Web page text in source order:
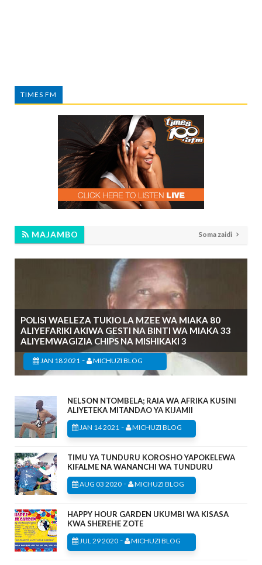
TIMES FM
MAJAMBO Soma zaidi
POLISI WAELEZA TUKIO LA MZEE WA MIAKA 80
ALIYEFARIKI AKIWA GESTI NA BINTI WA MIAKA 33
ALIYEMWAGIZIA CHIPS NA MISHIKAKI 3
JAN 18 2021 - MICHUZI BLOG
NELSON NTOMBELA; RAIA WA AFRIKA KUSINI
ALIYETEKA MITANDAO YA KIJAMII
JAN 14 2021 - MICHUZI BLOG
TIMU YA TUNDURU KOROSHO YAPOKELEWA
KIFALME NA WANANCHI WA TUNDURU
AUG 03 2020 - MICHUZI BLOG
HAPPY HOUR GARDEN UKUMBI WA KISASA
KWA SHEREHE ZOTE
JUL 29 2020 - MICHUZI BLOG